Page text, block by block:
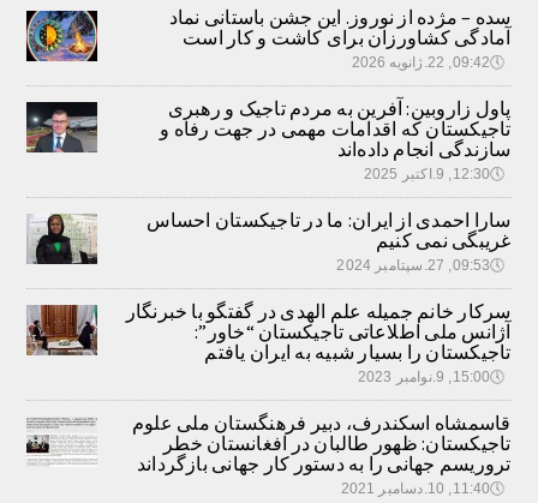
سده – مژده از نوروز. این جشن باستانی نماد
آمادگی کشاورزان برای کاشت و کار است
🕔09:42, 22.ژانویه 2026
پاول زاروبین: آفرین به مردم تاجیک و رهبری
تاجیکستان که اقدامات مهمی در جهت رفاه و
سازندگی انجام داده‌اند
🕔12:30, 9.اکتبر 2025
سارا احمدی از ایران: ما در تاجیکستان احساس
غریبگی نمی کنیم
🕔09:53, 27.سپتامبر 2024
سرکار خانم جمیله علم الهدی در گفتگو با خبرنگار
آژانس ملی اطلاعاتی تاجیکستان “خاور”:
تاجیکستان را بسیار شبیه به ایران یافتم
🕔15:00, 9.نوامبر 2023
قاسمشاه اسکندرف، دبیر فرهنگستان ملی علوم
تاجیکستان: ظهور طالبان در افغانستان خطر
تروریسم جهانی را به دستور کار جهانی بازگرداند
🕔11:40, 10.دسامبر 2021